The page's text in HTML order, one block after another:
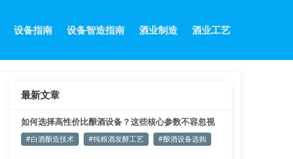
设备指南 设备智造指南 酒业制造 酒业工艺
最新文章
如何选择高性价比酿酒设备？这些核心参数不容忽视
#白酒酿造技术 #纯粮酒发酵工艺 #酿酒设备选购